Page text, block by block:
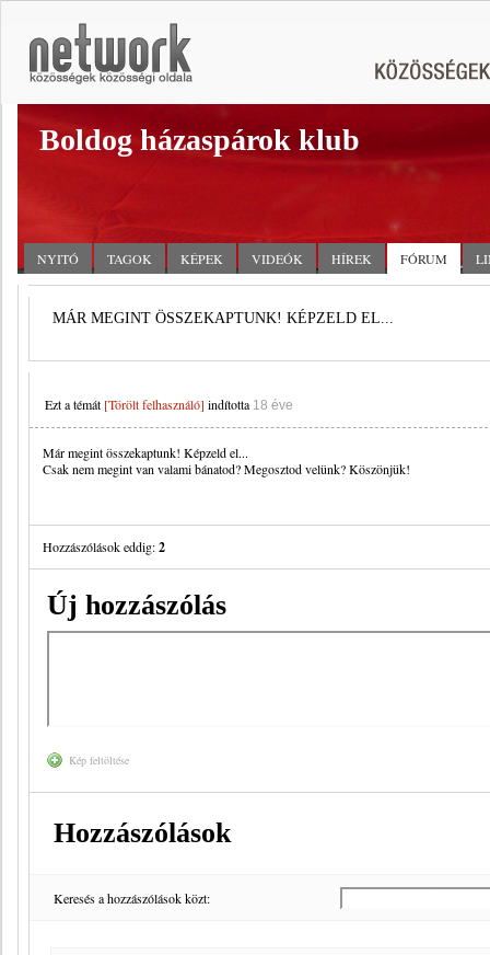
Boldog házaspárok klub
NYITÓ TAGOK KÉPEK VIDEÓK HÍREK FÓRUM
MÁR MEGINT ÖSSZEKAPTUNK! KÉPZELD EL...
Ezt a témát [Törölt felhasználó] indította 18 éve
Már megint összekaptunk! Képzeld el...
Csak nem megint van valami bánatod? Megosztod velünk? Köszönjük!
Hozzászólások eddig:2
Új hozzászólás
Kép feltöltése
Hozzászólások
Keresés a hozzászólások közt: